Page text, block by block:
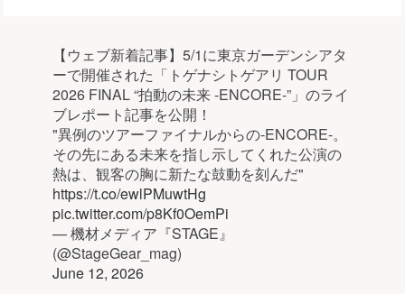
【ウェブ新着記事】5/1に東京ガーデンシアタ
ーで開催された「トゲナシトゲアリ TOUR
2026 FINAL “拍動の未来 -ENCORE-”」のライ
ブレポート記事を公開！
"異例のツアーファイナルからの-ENCORE-。
その先にある未来を指し示してくれた公演の
熱は、観客の胸に新たな鼓動を刻んだ"
https://t.co/ewlPMuwtHg
pic.twitter.com/p8Kf0OemPi
— 機材メディア『STAGE』
(@StageGear_mag)
June 12, 2026